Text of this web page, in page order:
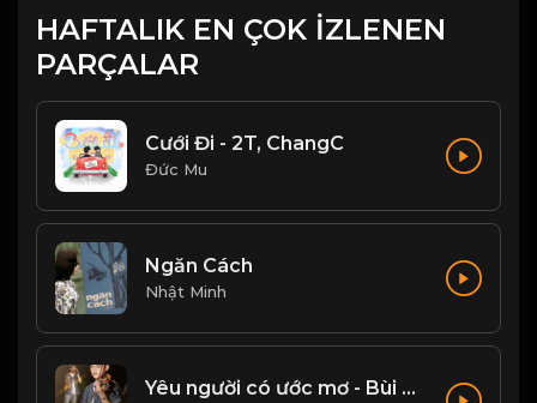
HAFTALIK EN ÇOK İZLENEN
PARÇALAR
Cưới Đi - 2T, ChangC
Đức Mu
Ngăn Cách
Nhật Minh
Yêu người có ước mơ - Bùi Trường Linh